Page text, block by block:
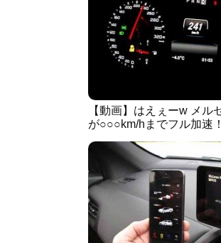
【動画】はえぇーw メル
が○○○km/hまでフル加速！